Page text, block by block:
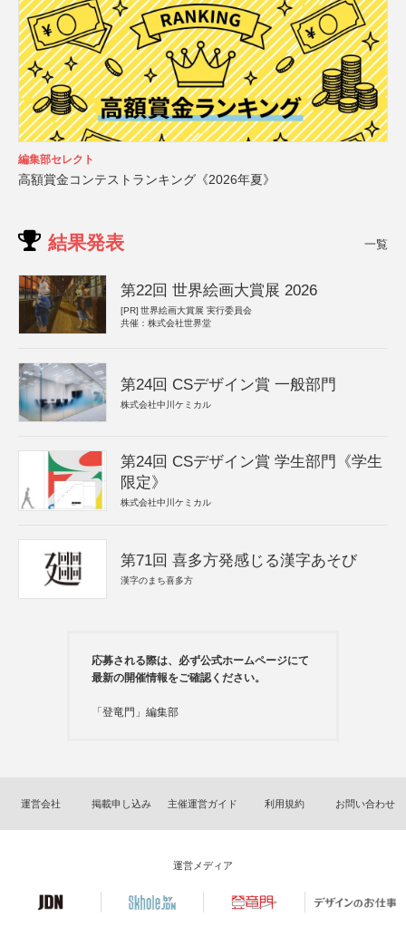
編集部セレクト
高額賞金コンテストランキング《2026年夏》
結果発表 一覧
第22回 世界絵画大賞展 2026
[PR] 世界絵画大賞展 実行委員会
共催：株式会社世界堂
第24回 CSデザイン賞 一般部門
株式会社中川ケミカル
第24回 CSデザイン賞 学生部門《学生
限定》
株式会社中川ケミカル
第71回 喜多方発感じる漢字あそび
漢字のまち喜多方
応募される際は、必ず公式ホームページにて
最新の開催情報をご確認ください。
「登竜門」編集部
運営会社 掲載申し込み 主催運営ガイド 利用規約 お問い合わせ
運営メディア